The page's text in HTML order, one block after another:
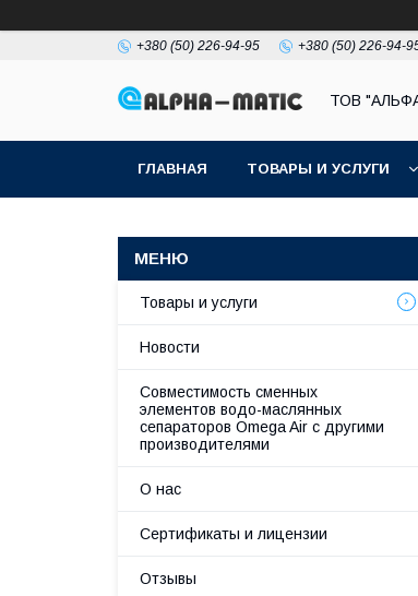
+380 (50) 226-94-95 +380 (50) 226-94-
ТОВ
ГЛАВНАЯ ТОВАРЫ И УСЛУГИ
Товары и услуги
Новости
Совместимость сменных
элементов водо-маслянных
сепараторов Omega Air с другими
производителями
О нас
Сертификаты и лицензии
Отзывы